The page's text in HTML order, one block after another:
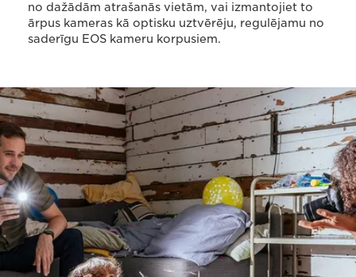
no dažādām atrašanās vietām, vai izmantojiet to
ārpus kameras kā optisku uztvērēju, regulējamu no
saderīgu EOS kameru korpusiem.